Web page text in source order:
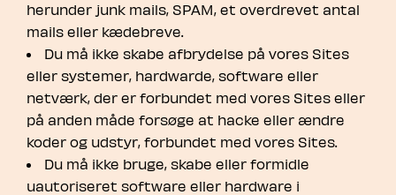
herunder junk mails, SPAM, et overdrevet antal
mails eller kædebreve.
Du må ikke skabe afbrydelse på vores Sites
eller systemer, hardwarde, software eller
netværk, der er forbundet med vores Sites eller
på anden måde forsøge at hacke eller ændre
koder og udstyr, forbundet med vores Sites.
Du må ikke bruge, skabe eller formidle
uautoriseret software eller hardware i